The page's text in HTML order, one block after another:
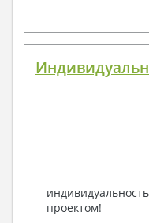
проектом!